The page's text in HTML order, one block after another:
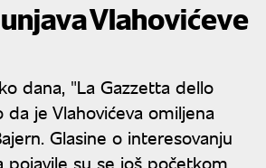
Vlahovićeve
dana, "La Gazzetta dello
je Vlahovićeva omiljena
Glasine o interesovanju
pojavile su se još početkom